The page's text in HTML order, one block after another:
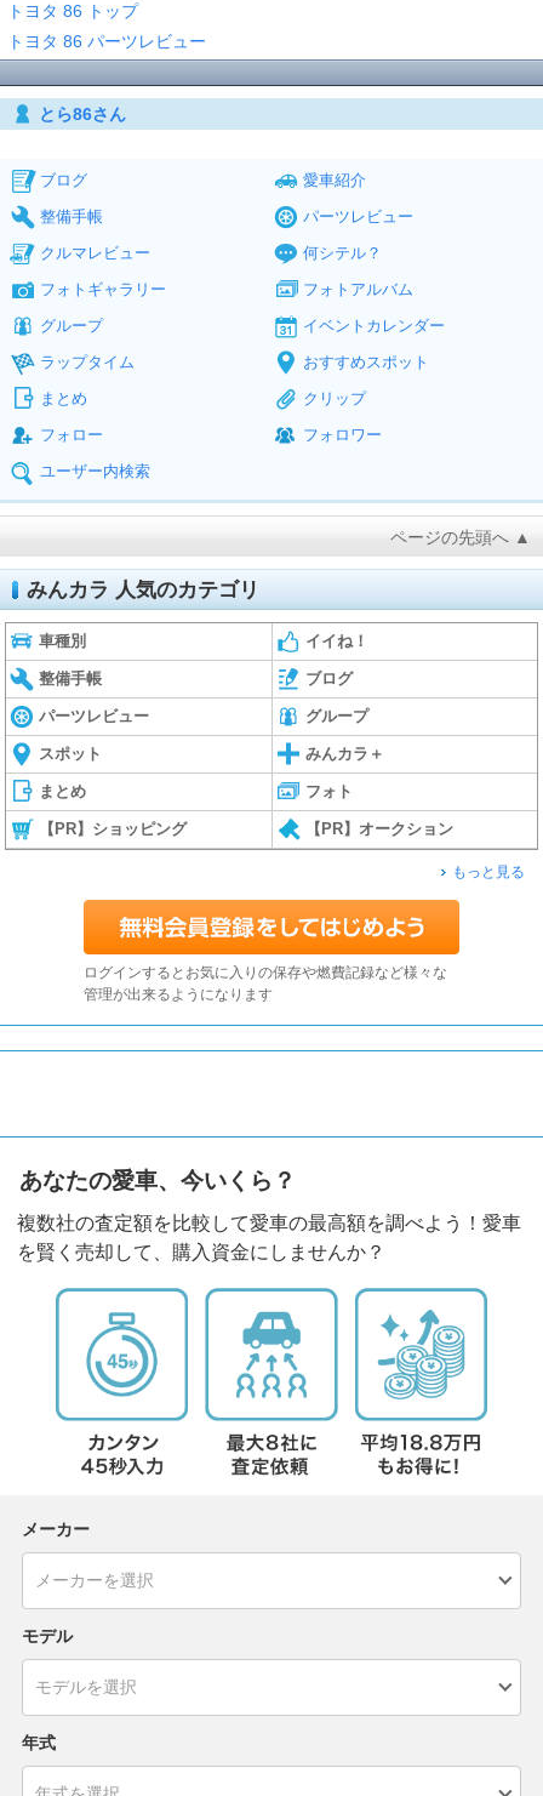
トヨタ 86 トップ
トヨタ 86 パーツレビュー
とら86さん
ブログ
愛車紹介
整備手帳
パーツレビュー
クルマレビュー
何シテル？
フォトギャラリー
フォトアルバム
グループ
イベントカレンダー
ラップタイム
おすすめスポット
まとめ
クリップ
フォロー
フォロワー
ユーザー内検索
ページの先頭へ ▲
みんカラ 人気のカテゴリ
車種別 イイね！
整備手帳 ブログ
パーツレビュー グループ
スポット みんカラ＋
まとめ フォト
【PR】ショッピング 【PR】オークション
もっと見る
ログインするとお気に入りの保存や燃費記録など様々な
管理が出来るようになります
あなたの愛車、今いくら？
複数社の査定額を比較して愛車の最高額を調べよう！愛車
を賢く売却して、購入資金にしませんか？
メーカー
モデル
年式